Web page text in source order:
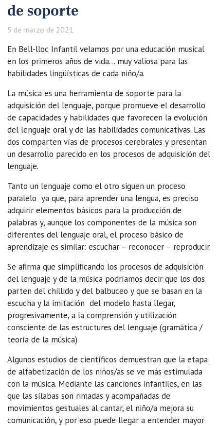
de soporte
5 de marzo de 2021
En Bell-lloc Infantil velamos por una educación musical
en los primeros años de vida… muy valiosa para las
habilidades lingüísticas de cada niño/a.
La música es una herramienta de soporte para la
adquisición del lenguaje, porque promueve el desarrollo
de capacidades y habilidades que favorecen la evolución
del lenguaje oral y de las habilidades comunicativas. Las
dos comparten vías de procesos cerebrales y presentan
un desarrollo parecido en los procesos de adquisición del
lenguaje.
Tanto un lenguaje como el otro siguen un proceso
paralelo ya que, para aprender una lengua, es preciso
adquirir elementos básicos para la producción de
palabras y, aunque los componentes de la música son
diferentes del lenguaje oral, el proceso básico de
aprendizaje es similar: escuchar – reconocer – reproducir.
Se afirma que simplificando los procesos de adquisición
del lenguaje y de la música podríamos decir que los dos
parten del chillido y del balbuceo y que se basan en la
escucha y la imitación del modelo hasta llegar,
progresivamente, a la comprensión y utilización
consciente de las estructures del lenguaje (gramática /
teoría de la música)
Algunos estudios de científicos demuestran que la etapa
de alfabetización de los niños/as se ve más estimulada
con la música. Mediante las canciones infantiles, en las
que las sílabas son rimadas y acompañadas de
movimientos gestuales al cantar, el niño/a mejora su
comunicación, y por eso puede llegar a entender mayor